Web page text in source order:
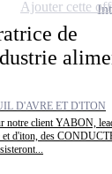
de
D'AVRE ET D'ITON
notre client YABON,
et d'iton, des
Ajouter cette